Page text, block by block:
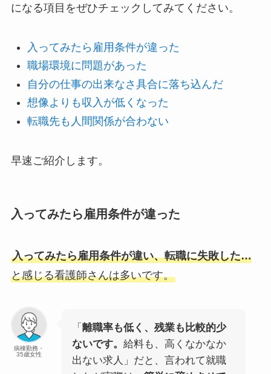
になる項目をぜひチェックしてみてください。
入ってみたら雇用条件が違った
職場環境に問題があった
自分の仕事の出来なさ具合に落ち込んだ
想像よりも収入が低くなった
転職先も人間関係が合わない
早速ご紹介します。
入ってみたら雇用条件が違った
入ってみたら雇用条件が違い、転職に失敗した…
と感じる看護師さんは多いです。
病棟勤務・
35歳女性
「 離職率も低く、残業も比較的少
ないです。 給料も、高くなかなか
出ない求人」だと、言われて就職